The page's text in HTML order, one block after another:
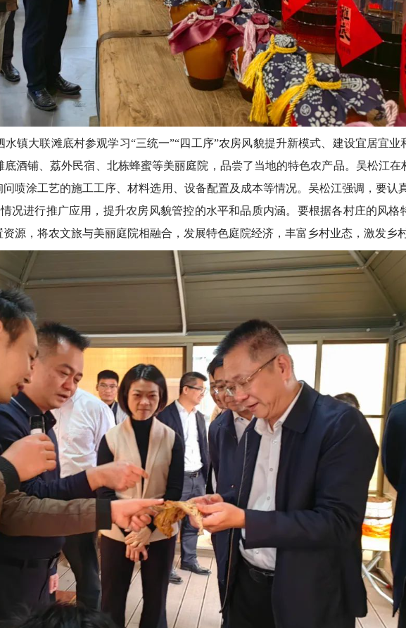
大联滩底村参观学习“三统一”“四工序”农房风貌提升新模式、建设宜居宜业
酒铺、荔外民宿、北栋蜂蜜等美丽庭院，品尝了当地的特色农产品。吴松江在
喷涂工艺的施工工序、材料选用、设备配置及成本等情况。吴松江强调，要认
况进行推广应用，提升农房风貌管控的水平和品质内涵。要根据各村庄的风格
源，将农文旅与美丽庭院相融合，发展特色庭院经济，丰富乡村业态，激发乡